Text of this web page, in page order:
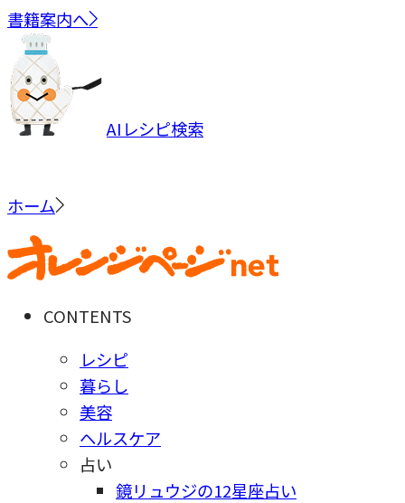
書籍案内へ
AIレシピ検索
ホーム
CONTENTS
レシピ
暮らし
美容
ヘルスケア
占い
鏡リュウジの12星座占い